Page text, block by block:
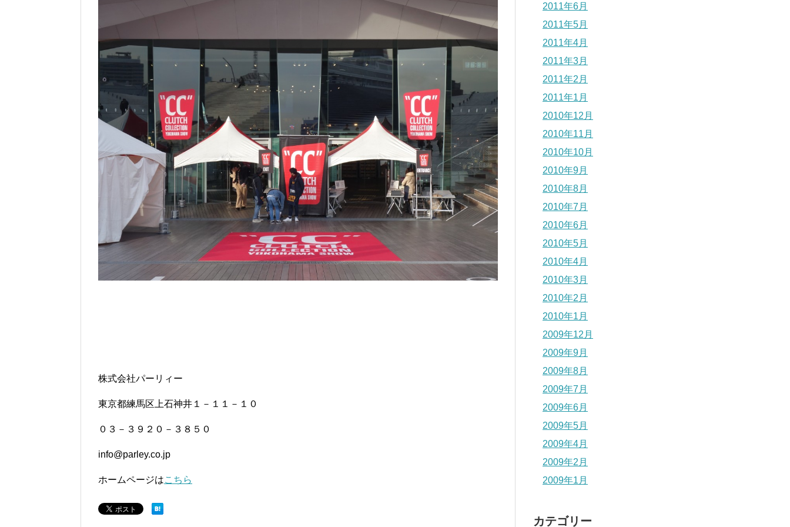
株式会社パーリィー
東京都練馬区上石神井１－１１－１０
０３－３９２０－３８５０
info@parley.co.jp
ホームページはこちら
2011年6月
2011年5月
2011年4月
2011年3月
2011年2月
2011年1月
2010年12月
2010年11月
2010年10月
2010年9月
2010年8月
2010年7月
2010年6月
2010年5月
2010年4月
2010年3月
2010年2月
2010年1月
2009年12月
2009年9月
2009年8月
2009年7月
2009年6月
2009年5月
2009年4月
2009年2月
2009年1月
カテゴリー